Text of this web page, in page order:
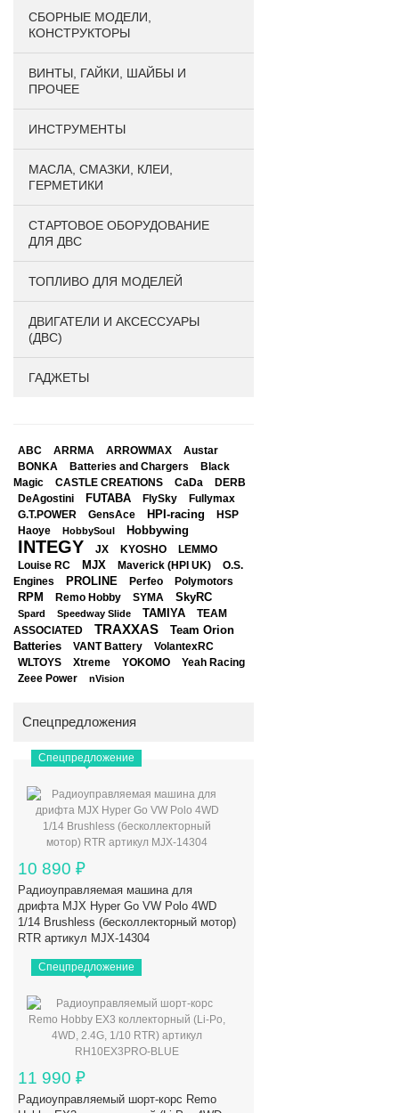
CБОРНЫЕ МОДЕЛИ,
КОНСТРУКТОРЫ
ВИНТЫ, ГАЙКИ, ШАЙБЫ И
ПРОЧЕЕ
ИНСТРУМЕНТЫ
МАСЛА, СМАЗКИ, КЛЕИ,
ГЕРМЕТИКИ
СТАРТОВОЕ ОБОРУДОВАНИЕ
ДЛЯ ДВС
ТОПЛИВО ДЛЯ МОДЕЛЕЙ
ДВИГАТЕЛИ И АКСЕССУАРЫ
(ДВС)
ГАДЖЕТЫ
ABC ARRMA ARROWMAX Austar
BONKA Batteries and Chargers
Black
Magic
CASTLE CREATIONS CaDa DERB
DeAgostini FUTABA FlySky Fullymax
G.T.POWER GensAce HPI-racing
HSP
Haoye
HobbySoul Hobbywing
INTEGY JX KYOSHO
LEMMO
Louise RC
MJX Maverick (HPI UK)
O.S.
Engines
PROLINE Perfeo Polymotors
RPM Remo Hobby SYMA SkyRC
Spard Speedway Slide TAMIYA
TEAM
ASSOCIATED
TRAXXAS
Team Orion
Batteries
VANT Battery VolantexRC
WLTOYS Xtreme YOKOMO Yeah Racing
Zeee Power nVision
Спецпредложения
Спецпредложение
10 890 ₽
Радиоуправляемая машина для
дрифта MJX Hyper Go VW Polo 4WD
1/14 Brushless (бесколлекторный мотор)
RTR артикул MJX-14304
Спецпредложение
11 990 ₽
Радиоуправляемый шорт-корс Remo